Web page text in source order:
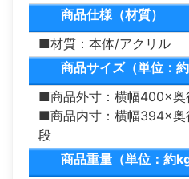
商品仕様（材質）
■材質：本体/アクリル
商品サイズ（単位：約
■商品外寸：横幅400×
■商品内寸：横幅394×奥
段
商品重量（単位：約kg